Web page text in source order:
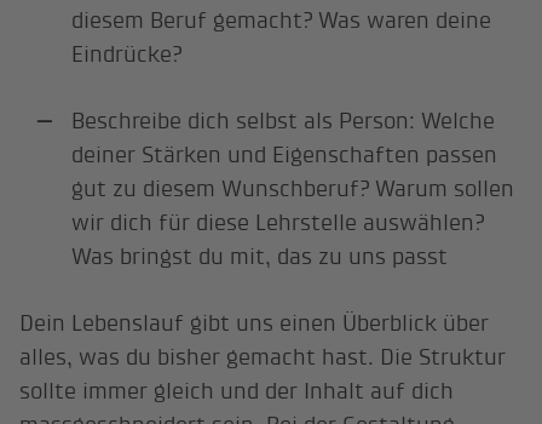
diesem Beruf gemacht? Was waren deine
Eindrücke?
Beschreibe dich selbst als Person: Welche
deiner Stärken und Eigenschaften passen
gut zu diesem Wunschberuf? Warum sollen
wir dich für diese Lehrstelle auswählen?
Was bringst du mit, das zu uns passt
Dein Lebenslauf gibt uns einen Überblick über
alles, was du bisher gemacht hast. Die Struktur
sollte immer gleich und der Inhalt auf dich